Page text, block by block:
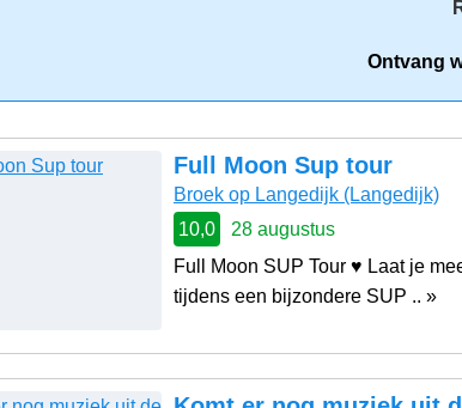
Ontvang
Full Moon Sup tour
Broek op Langedijk (Langedijk)
10,0
28 augustus
Full Moon SUP Tour ♥ Laat je
tijdens een bijzondere SUP .. »